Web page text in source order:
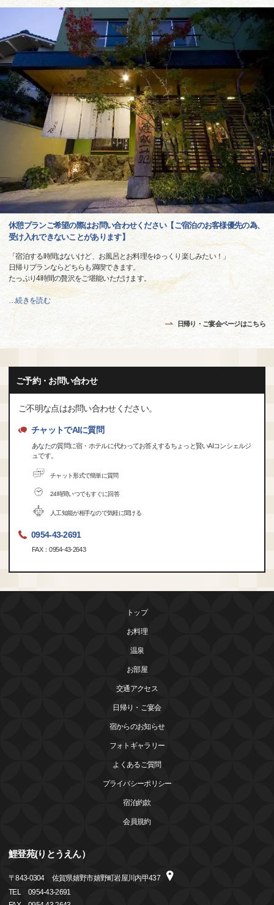
休憩プランご希望の際はお問い合わせください【ご宿泊のお客様優先の為、
受け入れできないことがあります】
「宿泊する時間はないけど、お風呂とお料理をゆっくり楽しみたい！」
日帰りプランならどちらも満喫できます。
たっぷり4時間の贅沢をご堪能いただけます。
…続きを読む
日帰り・ご宴会ページはこちら
ご予約・お問い合わせ
ご不明な点はお問い合わせください。
チャットでAIに質問
あなたの質問に宿・ホテルに代わってお答えするちょっと賢いAIコンシェルジ
ュです。
チャット形式で簡単に質問
24時間いつでもすぐに回答
人工知能が相手なので気軽に聞ける
0954-43-2691
FAX：0954-43-2643
トップ
お料理
温泉
お部屋
交通アクセス
日帰り・ご宴会
宿からのお知らせ
フォトギャラリー
よくあるご質問
プライバシーポリシー
宿泊約款
会員規約
鯉登苑(りとうえん）
〒843-0304
佐賀県嬉野市嬉野町岩屋川内甲437
TEL
0954-43-2691